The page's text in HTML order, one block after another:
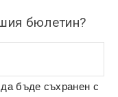
бюлетин?
бъде съхранен с